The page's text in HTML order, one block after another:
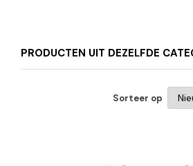
PRODUCTEN UIT DEZELFDE
Sorteer op